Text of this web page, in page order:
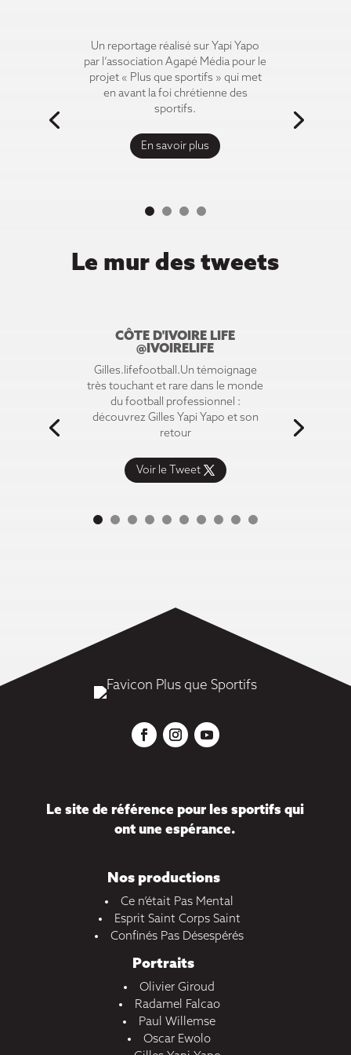
Un reportage réalisé sur Yapi Yapo
par l’association Agapé Média pour le
projet « Plus que sportifs » qui met
en avant la foi chrétienne des
sportifs.
En savoir plus
Le mur des tweets
CÔTE D'IVOIRE LIFE
@IVOIRELIFE
Gilles.lifefootball.Un témoignage
très touchant et rare dans le monde
du football professionnel :
découvrez Gilles Yapi Yapo et son
retour
Voir le Tweet
Le site de référence pour les sportifs qui
ont une espérance.
Nos productions
Ce n’était Pas Mental
Esprit Saint Corps Saint
Confinés Pas Désespérés
Portraits
Olivier Giroud
Radamel Falcao
Paul Willemse
Oscar Ewolo